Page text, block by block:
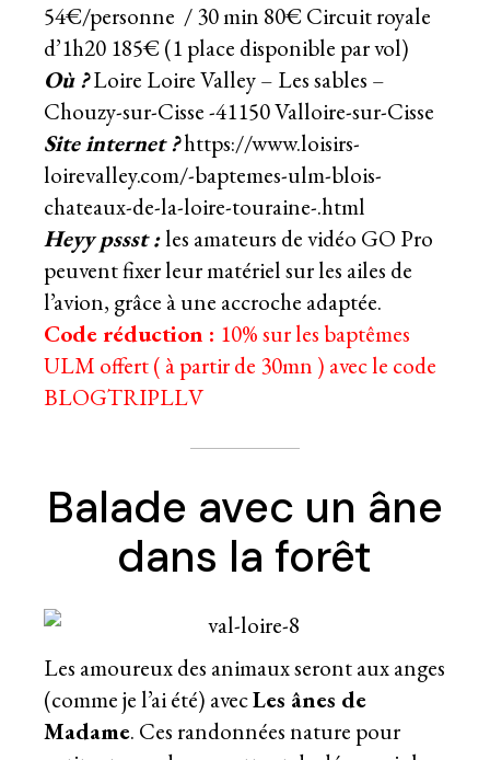
54€/personne / 30 min 80€ Circuit royale
d’1h20 185€ (1 place disponible par vol)
Où ?Loire Loire Valley – Les sables –
Chouzy-sur-Cisse -41150 Valloire-sur-Cisse
Site internet ?https://www.loisirs-
loirevalley.com/-baptemes-ulm-blois-
chateaux-de-la-loire-touraine-.html
Heyy pssst :les amateurs de vidéo GO Pro
peuvent fixer leur matériel sur les ailes de
l’avion, grâce à une accroche adaptée.
Code réduction : 10% sur les baptêmes
ULM offert ( à partir de 30mn ) avec le code
BLOGTRIPLLV
Balade avec un âne
dans la forêt
Les amoureux des animaux seront aux anges
(comme je l’ai été) avecLes ânes de
Madame. Ces randonnées nature pour